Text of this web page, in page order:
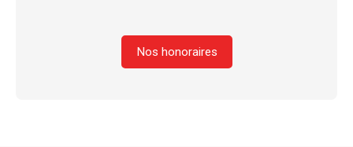
Nos honoraires